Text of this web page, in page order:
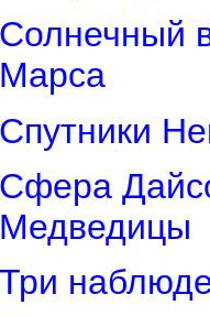
Солнечный
Марса
Спутники
Сфера
Медведицы
Три